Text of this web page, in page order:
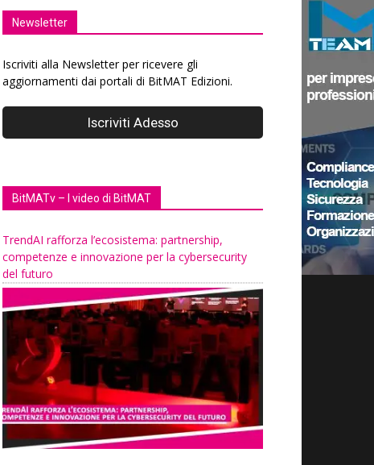
Newsletter
Iscriviti alla Newsletter per ricevere gli
aggiornamenti dai portali di BitMAT Edizioni.
BitMATv – I video di BitMAT
TrendAI rafforza l’ecosistema: partnership,
competenze e innovazione per la cybersecurity
del futuro